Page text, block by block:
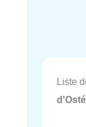
Liste